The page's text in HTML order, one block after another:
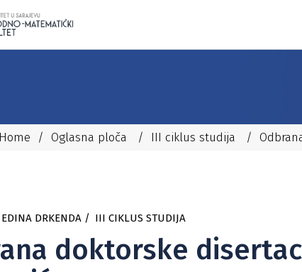
Home / Oglasna ploča / III ciklus studija /
EDINA DRKENDA III CIKLUS STUDIJA
doktorske